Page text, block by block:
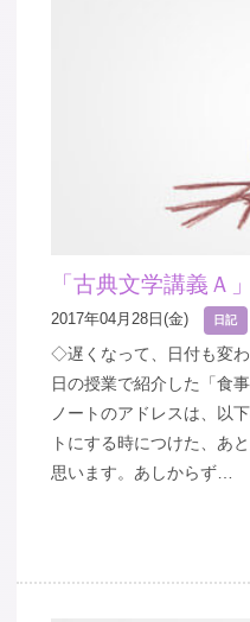
「古典文学講義Ａ
2017年04月28日(金) 日記
◇遅くなって、日付も変
日の授業で紹介した「食
ノートのアドレスは、以
トにする時につけた、あ
思います。あしからず…